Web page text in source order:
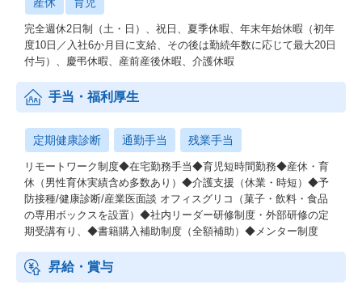
完全週休2日制（土・日）、祝日、夏季休暇、年末年始休暇（初年
度10日／入社6か月目に支給、その後は勤続年数に応じて最大20日
付与）、慶弔休暇、産前産後休暇、介護休暇
手当・福利厚生
定期健康診断 通勤手当 残業手当
リモートワーク制度◆在宅勤務手当◆育児短時間勤務◆産休・育
休（男性育休実績含め多数あり）◆介護支援（休業・時短）◆予
防接種/健康診断/産業医面談 オフィスグリコ（菓子・飲料・食品
の専用ボックスを設置）◆社内リーダー研修制度・外部研修の定
期受講有り、◆書籍購入補助制度（全額補助）◆メンター制度
昇給・賞与